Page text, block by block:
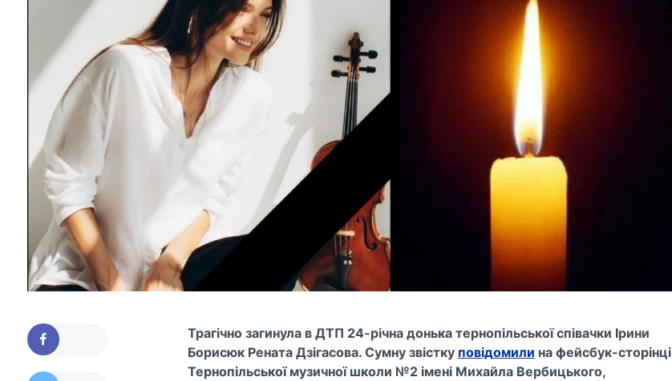
Трагічно загинула в ДТП 24-річна донька тернопільської співачки Ірини
Борисюк Рената Дзігасова. Сумну звістку повідомили на фейсбук-сторінці
Тернопільської музичної школи №2 імені Михайла Вербицького,